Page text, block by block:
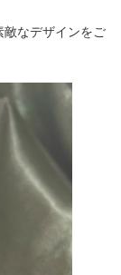
敵なデザインをご